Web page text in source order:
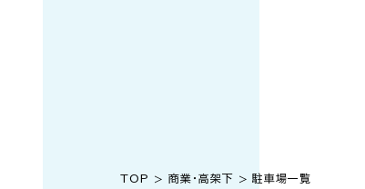
TOP > 商業・高架下 >駐車場一覧